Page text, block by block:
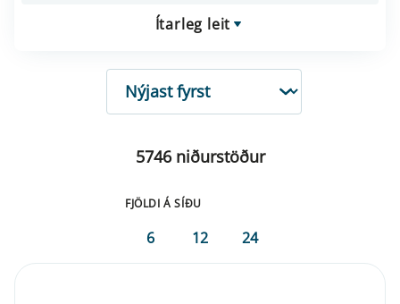
Ítarleg leit
RÖÐUN
5746 niðurstöður
FJÖLDI Á SÍÐU
6 12 24